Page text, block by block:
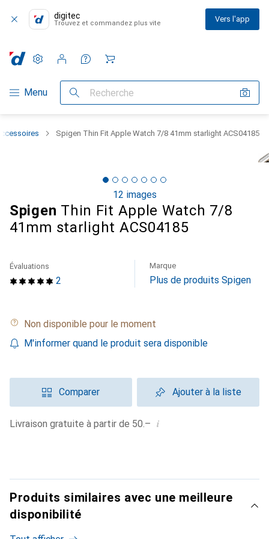
digitec
Trouvez et commandez plus vite Vers l'app
Navigation par catégorie
Menu Recherche
Paramètres
Compte client
Listes de comparaison
Listes d'envies
Panier
Spigen Thin Fit Apple Watch 7/8 41mm starlight ACS04185
12 images
Spigen Thin Fit Apple Watch 7/8
41mm starlight ACS04185
2
Évaluations Marque
Plus de produits Spigen
Non disponible pour le moment
M'informer quand le produit sera disponible
Comparer Ajouter à la liste
Livraison gratuite à partir de 50.– i
Produits similaires avec une meilleure
disponibilité